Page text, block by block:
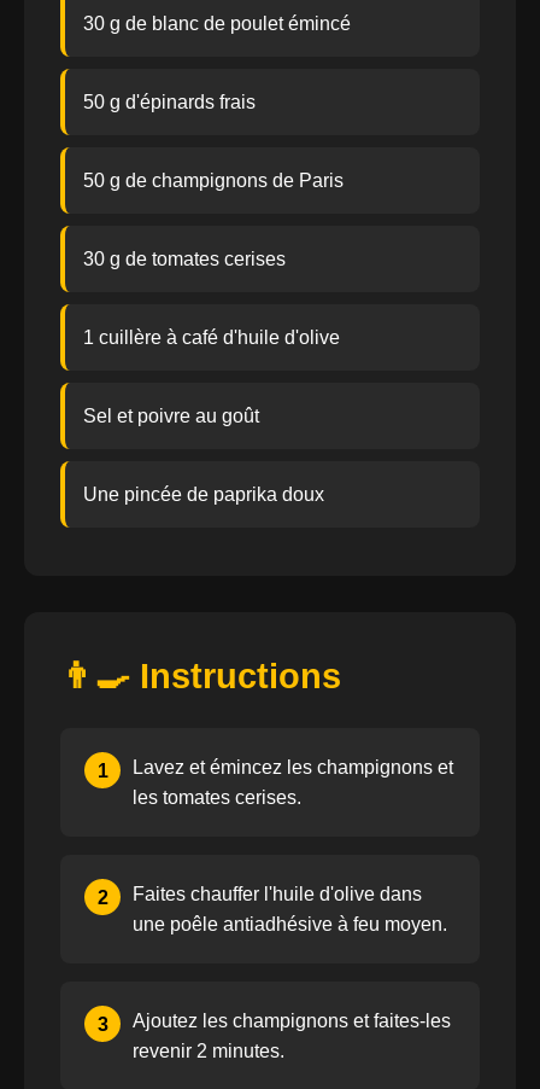
30 g de blanc de poulet émincé
50 g d'épinards frais
50 g de champignons de Paris
30 g de tomates cerises
1 cuillère à café d'huile d'olive
Sel et poivre au goût
Une pincée de paprika doux
👨‍🍳 Instructions
1
Lavez et émincez les champignons et
les tomates cerises.
2
Faites chauffer l'huile d'olive dans
une poêle antiadhésive à feu moyen.
3
Ajoutez les champignons et faites-les
revenir 2 minutes.